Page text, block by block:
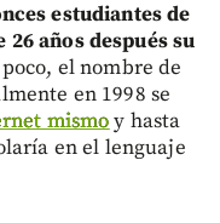
estudiantes de
años después su
el nombre de
en 1998 se
mismoy hasta
en el lenguaje